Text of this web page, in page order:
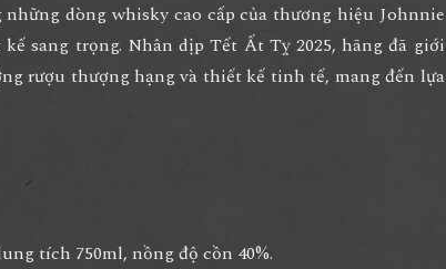
dòng whisky cao cấp của thương hiệu Johnnie
sang trọng. Nhân dịp Tết Ất Tỵ 2025, hãng đã giới
rượu thượng hạng và thiết kế tinh tế, mang đến lựa
tích 750ml, nồng độ cồn 40%.